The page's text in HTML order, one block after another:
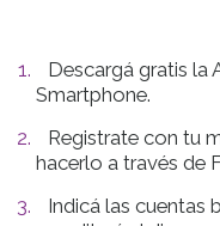
Descargá gratis la
Smartphone.
Registrate con tu
hacerlo a través de
Indicá las cuentas